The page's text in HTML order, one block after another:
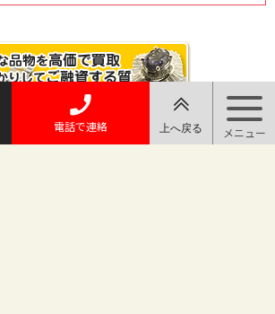
電話で連絡